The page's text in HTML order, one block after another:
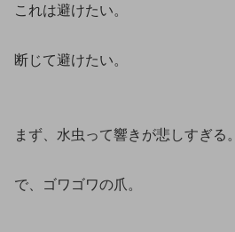
これは避けたい。
断じて避けたい。
まず、水虫って響きが悲しすぎる。
で、ゴワゴワの爪。